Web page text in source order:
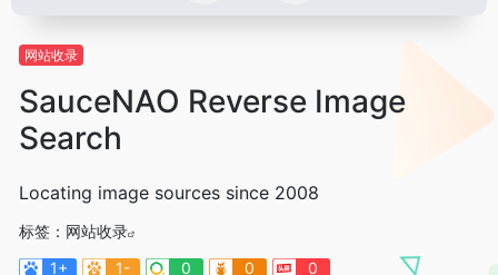
网站收录
SauceNAO Reverse Image
Search
Locating image sources since 2008
标签： 网站收录
1+
1- 0 0 0